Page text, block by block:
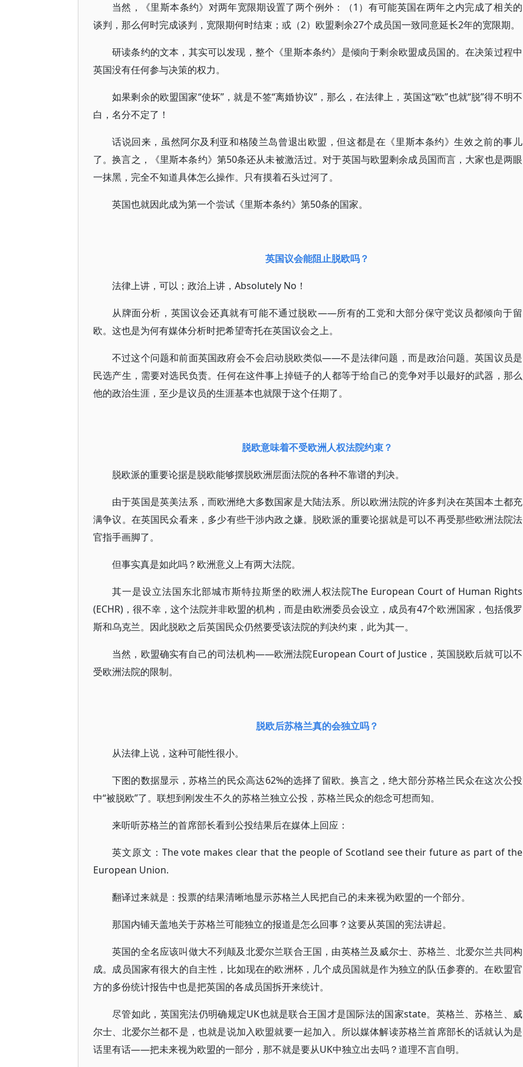
当然，《里斯本条约》对两年宽限期设置了两个例外：（1）有可能英国在两年之内完成了相关的
谈判，那么何时完成谈判，宽限期何时结束；或（2）欧盟剩余27个成员国一致同意延长2年的宽限期。
研读条约的文本，其实可以发现，整个《里斯本条约》是倾向于剩余欧盟成员国的。在决策过程中
英国没有任何参与决策的权力。
如果剩余的欧盟国家“使坏”，就是不签“离婚协议”，那么，在法律上，英国这“欧”也就“脱”得不明不
白，名分不定了！
话说回来，虽然阿尔及利亚和格陵兰岛曾退出欧盟，但这都是在《里斯本条约》生效之前的事儿
了。换言之，《里斯本条约》第50条还从未被激活过。对于英国与欧盟剩余成员国而言，大家也是两眼
一抹黑，完全不知道具体怎么操作。只有摸着石头过河了。
英国也就因此成为第一个尝试《里斯本条约》第50条的国家。
英国议会能阻止脱欧吗？
法律上讲，可以；政治上讲，Absolutely No！
从牌面分析，英国议会还真就有可能不通过脱欧——所有的工党和大部分保守党议员都倾向于留
欧。这也是为何有媒体分析时把希望寄托在英国议会之上。
不过这个问题和前面英国政府会不会启动脱欧类似——不是法律问题，而是政治问题。英国议员是
民选产生，需要对选民负责。任何在这件事上掉链子的人都等于给自己的竞争对手以最好的武器，那么
他的政治生涯，至少是议员的生涯基本也就限于这个任期了。
脱欧意味着不受欧洲人权法院约束？
脱欧派的重要论据是脱欧能够摆脱欧洲层面法院的各种不靠谱的判决。
由于英国是英美法系，而欧洲绝大多数国家是大陆法系。所以欧洲法院的许多判决在英国本土都充
满争议。在英国民众看来，多少有些干涉内政之嫌。脱欧派的重要论据就是可以不再受那些欧洲法院法
官指手画脚了。
但事实真是如此吗？欧洲意义上有两大法院。
其一是设立法国东北部城市斯特拉斯堡的欧洲人权法院The European Court of Human Rights
(ECHR)，很不幸，这个法院并非欧盟的机构，而是由欧洲委员会设立，成员有47个欧洲国家，包括俄罗
斯和乌克兰。因此脱欧之后英国民众仍然要受该法院的判决约束，此为其一。
当然，欧盟确实有自己的司法机构——欧洲法院European Court of Justice，英国脱欧后就可以不
受欧洲法院的限制。
脱欧后苏格兰真的会独立吗？
从法律上说，这种可能性很小。
下图的数据显示，苏格兰的民众高达62%的选择了留欧。换言之，绝大部分苏格兰民众在这次公投
中“被脱欧”了。联想到刚发生不久的苏格兰独立公投，苏格兰民众的怨念可想而知。
来听听苏格兰的首席部长看到公投结果后在媒体上回应：
英文原文：The vote makes clear that the people of Scotland see their future as part of the
European Union.
翻译过来就是：投票的结果清晰地显示苏格兰人民把自己的未来视为欧盟的一个部分。
那国内铺天盖地关于苏格兰可能独立的报道是怎么回事？这要从英国的宪法讲起。
英国的全名应该叫做大不列颠及北爱尔兰联合王国，由英格兰及威尔士、苏格兰、北爱尔兰共同构
成。成员国家有很大的自主性，比如现在的欧洲杯，几个成员国就是作为独立的队伍参赛的。在欧盟官
方的多份统计报告中也是把英国的各成员国拆开来统计。
尽管如此，英国宪法仍明确规定UK也就是联合王国才是国际法的国家state。英格兰、苏格兰、威
尔士、北爱尔兰都不是，也就是说加入欧盟就要一起加入。所以媒体解读苏格兰首席部长的话就认为是
话里有话——把未来视为欧盟的一部分，那不就是要从UK中独立出去吗？道理不言自明。